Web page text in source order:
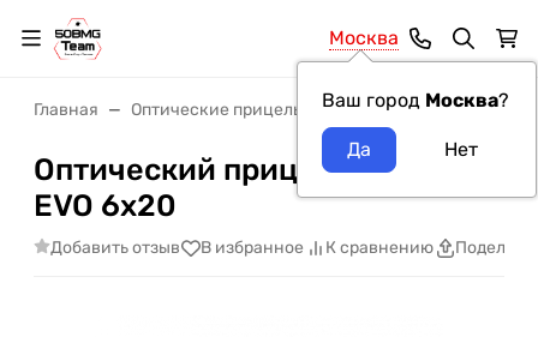
Москва
Ваш город Москва?
Главная Оптические прицелы Оптические прицелы
Оптический прицел Leupold D-
EVO 6x20
Добавить отзыв В избранное К сравнению